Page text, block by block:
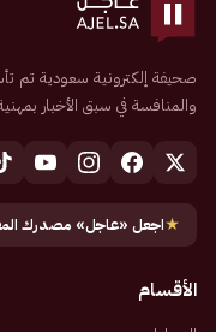
والمنافسة في سبق الأخبار
★اجعل «عاجل» مصدرك
الأقسام